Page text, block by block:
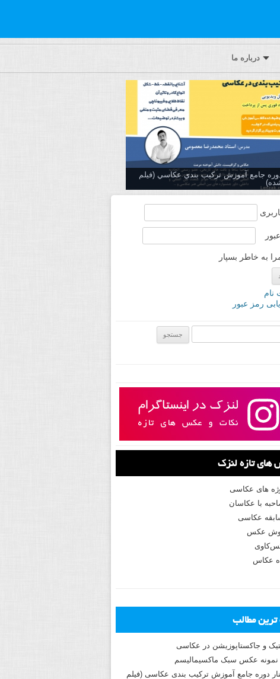
درباره ما
دوره جامع آموزش تركيب بندي عكاسي (فیلم
به خاطر بسپار
نام
رمز عبور
های تازه لنزک
های عکاسی
با عکاسان
عکاسی
عکس
عکاس
ترین مطالب
و جاکستا‌پوزیشن در عکاسی
دوره جامع آموزش ترکیب بندی عکاسی (فیلم